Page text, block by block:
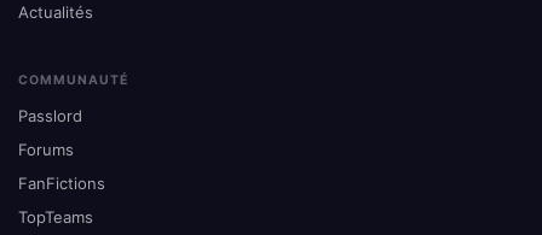
Actualités
COMMUNAUTÉ
Passlord
Forums
FanFictions
TopTeams